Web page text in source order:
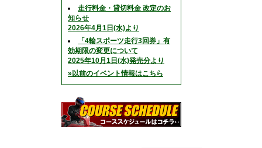
走行料金・貸切料金 改定のお
知らせ
2026年4月1日(水)より
「4輪スポーツ走行3回券」有
効期限の変更について
2025年10月1日(水)発売分より
»以前のイベント情報はこちら